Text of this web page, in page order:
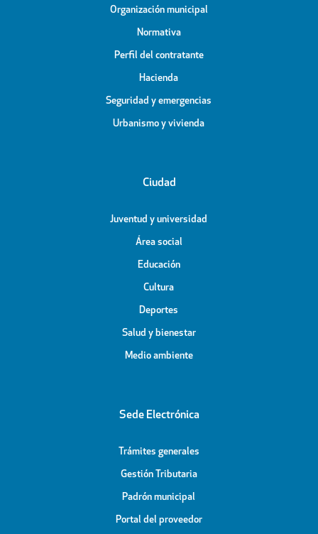
Organización municipal
Normativa
Perfil del contratante
Hacienda
Seguridad y emergencias
Urbanismo y vivienda
Ciudad
Juventud y universidad
Área social
Educación
Cultura
Deportes
Salud y bienestar
Medio ambiente
Sede Electrónica
Trámites generales
Gestión Tributaria
Padrón municipal
Portal del proveedor